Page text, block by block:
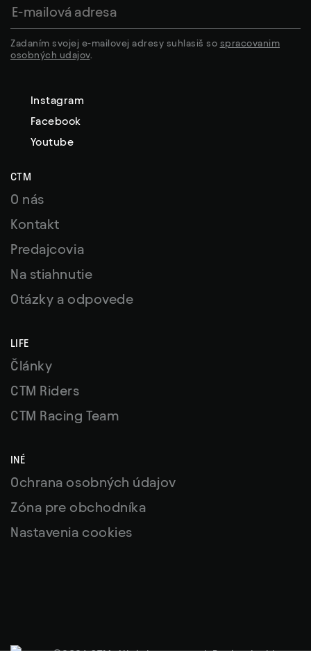
Zadaním svojej e-mailovej adresy suhlasiš so spracovanim
osobných udajov.
Instagram
Facebook
Youtube
CTM
O nás
Kontakt
Predajcovia
Na stiahnutie
Otázky a odpovede
LIFE
Články
CTM Riders
CTM Racing Team
INÉ
Ochrana osobných údajov
Zóna pre obchodníka
Nastavenia cookies
©2026 CTM, All right reserved. Design bykhn